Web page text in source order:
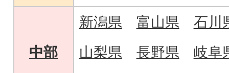
中部
新潟県 富山県
石川
山梨県
長野県
岐阜